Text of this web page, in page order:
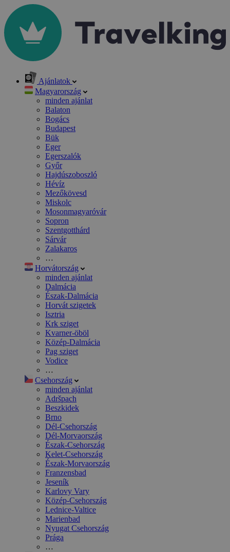
Ajánlatok
Magyarország
minden ajánlat
Balaton
Bogács
Budapest
Bük
Eger
Egerszalók
Győr
Hajdúszoboszló
Hévíz
Mezőkövesd
Miskolc
Mosonmagyaróvár
Sopron
Szentgotthárd
Sárvár
Zalakaros
…
Horvátország
minden ajánlat
Dalmácia
Észak-Dalmácia
Horvát szigetek
Isztria
Krk sziget
Kvarner-öböl
Közép-Dalmácia
Pag sziget
Vodice
…
Csehország
minden ajánlat
Adršpach
Beszkidek
Brno
Dél-Csehország
Dél-Morvaország
Észak-Csehország
Kelet-Csehország
Észak-Morvaország
Franzensbad
Jeseník
Karlovy Vary
Közép-Csehország
Lednice-Valtice
Marienbad
Nyugat Csehország
Prága
…